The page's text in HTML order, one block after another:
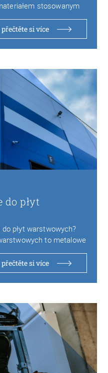
stosowanym
w…
přečtěte si více
do płyt
płyt warstwowych?
to metalowe
přečtěte si více